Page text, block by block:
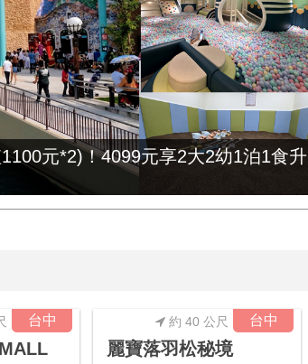
元*2)！4099元享2大2幼1泊1食升
台中 台中
約 40 公尺
麗寶落羽松秘境